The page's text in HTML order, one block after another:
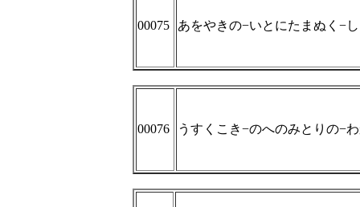
00075 あをやきの−いとにたまぬく−
00076 うすくこき−のへのみとりの−